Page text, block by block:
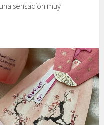
sensación muy